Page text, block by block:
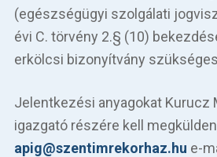
(egészségügyi szolgálati
évi C. törvény 2.§ (10)
erkölcsi bizonyítvány
Jelentkezési anyagokat Kurucz
igazgató részére kell
apig@szentimrekorhaz.hu e-